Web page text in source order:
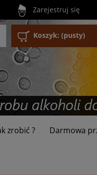
Zarejestruj się
Koszyk: (pusty)
zrobić ? Darmowa